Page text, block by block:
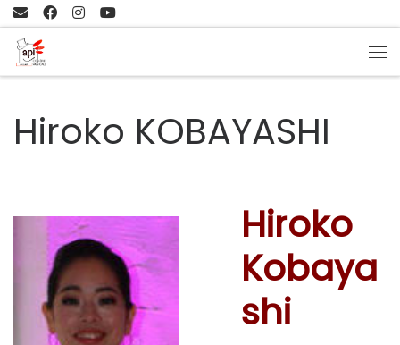
Passer au contenu
Hiroko KOBAYASHI
Hiroko
Kobaya
shi